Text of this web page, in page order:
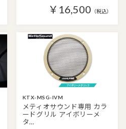
￥16,500 （税込）
KTX-MSG-IVM
メティオサウンド専用 カラ
ードグリル アイボリーメ
タ…